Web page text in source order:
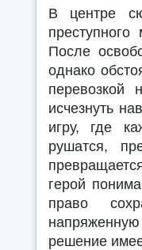
В центре
После
однако
перевозкой
исчезнуть
игру, где
рушатся,
герой
право
решение